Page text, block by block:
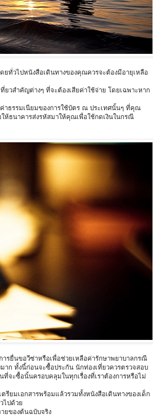
ทั่วไปหนังสือเดินทางของคุณควรจะต้องมีอายุเหลือ
ยวสำคัญต่างๆ ที่จะต้องเสียค่าใช้จ่าย โดยเฉพาะหาก
าธรรมเนียมของการใช้บัตร ณ ประเทศนั้นๆ ที่คุณ
ห้ธนาคารส่งรหัสมาให้คุณเพื่อใช้กดเงินในกรณี
ารยื่นขอวีซ่าหรือเพื่อช่วยเหลือค่ารักษาพยาบาลกรณี
าก ทั้งนี้ก่อนจะซื้อประกัน นักท่องเที่ยวควรตรวจสอบ
จะซื้อนั้นครอบคลุมในทุกเรื่องที่เราต้องการหรือไม่
รียมเอกสารพร้อมแล้วรวมทั้งหนังสือเดินทางของเด็ก
ไปด้วย
ยของต้นฉบับจริง